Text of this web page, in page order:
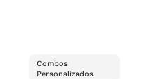
Combos
Personalizados